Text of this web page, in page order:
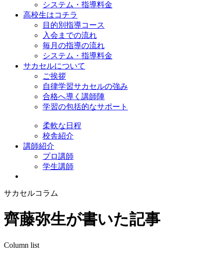
システム・指導料金
高校生はコチラ
目的別指導コース
入会までの流れ
毎月の指導の流れ
システム・指導料金
サカセルについて
ご挨拶
自律学習サカセルの強み
合格へ導く講師陣
学習の包括的なサポート
柔軟な日程
校舎紹介
講師紹介
プロ講師
学生講師
サカセルコラム
齊藤弥生が書いた記事
Column list